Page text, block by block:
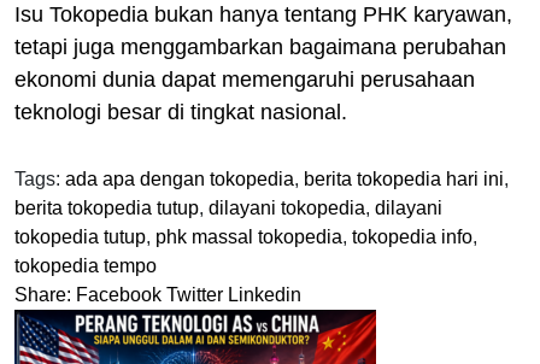
Isu Tokopedia bukan hanya tentang PHK karyawan,
tetapi juga menggambarkan bagaimana perubahan
ekonomi dunia dapat memengaruhi perusahaan
teknologi besar di tingkat nasional.
Tags: ada apa dengan tokopedia, berita tokopedia hari ini,
berita tokopedia tutup, dilayani tokopedia, dilayani
tokopedia tutup, phk massal tokopedia, tokopedia info,
tokopedia tempo
Share: Facebook Twitter Linkedin